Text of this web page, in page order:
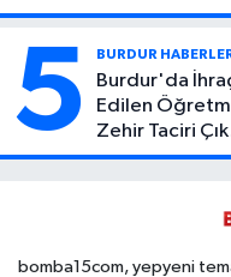
Atıcı Genç
5 BURDUR
Burdur'da
Edilen
Zehir Taciri
Binlerce
bomba15com, yepyeni